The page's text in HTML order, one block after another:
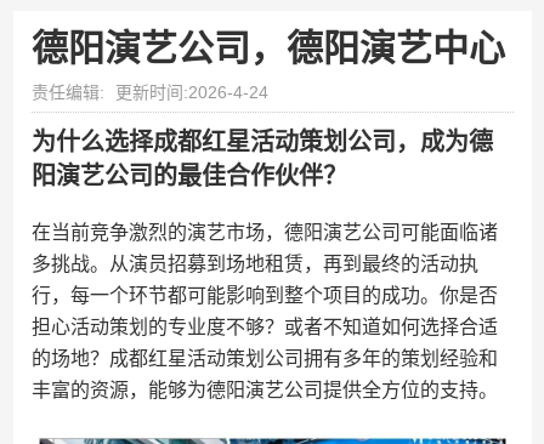
德阳演艺公司，德阳演艺中心
责任编辑: 更新时间:2026-4-24
为什么选择成都红星活动策划公司，成为德
阳演艺公司的最佳合作伙伴？
在当前竞争激烈的演艺市场，德阳演艺公司可能面临诸
多挑战。从演员招募到场地租赁，再到最终的活动执
行，每一个环节都可能影响到整个项目的成功。你是否
担心活动策划的专业度不够？或者不知道如何选择合适
的场地？成都红星活动策划公司拥有多年的策划经验和
丰富的资源，能够为德阳演艺公司提供全方位的支持。